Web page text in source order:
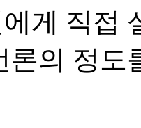
게 직접
론의 정도